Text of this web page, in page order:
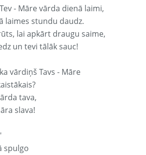
- Māre vārda dienā laimi,
laimes stundu daudz.
lai apkārt draugu saime,
un tevi tālāk sauc!
vārdiņš Tavs - Māre
tava,
slava!
spulgo